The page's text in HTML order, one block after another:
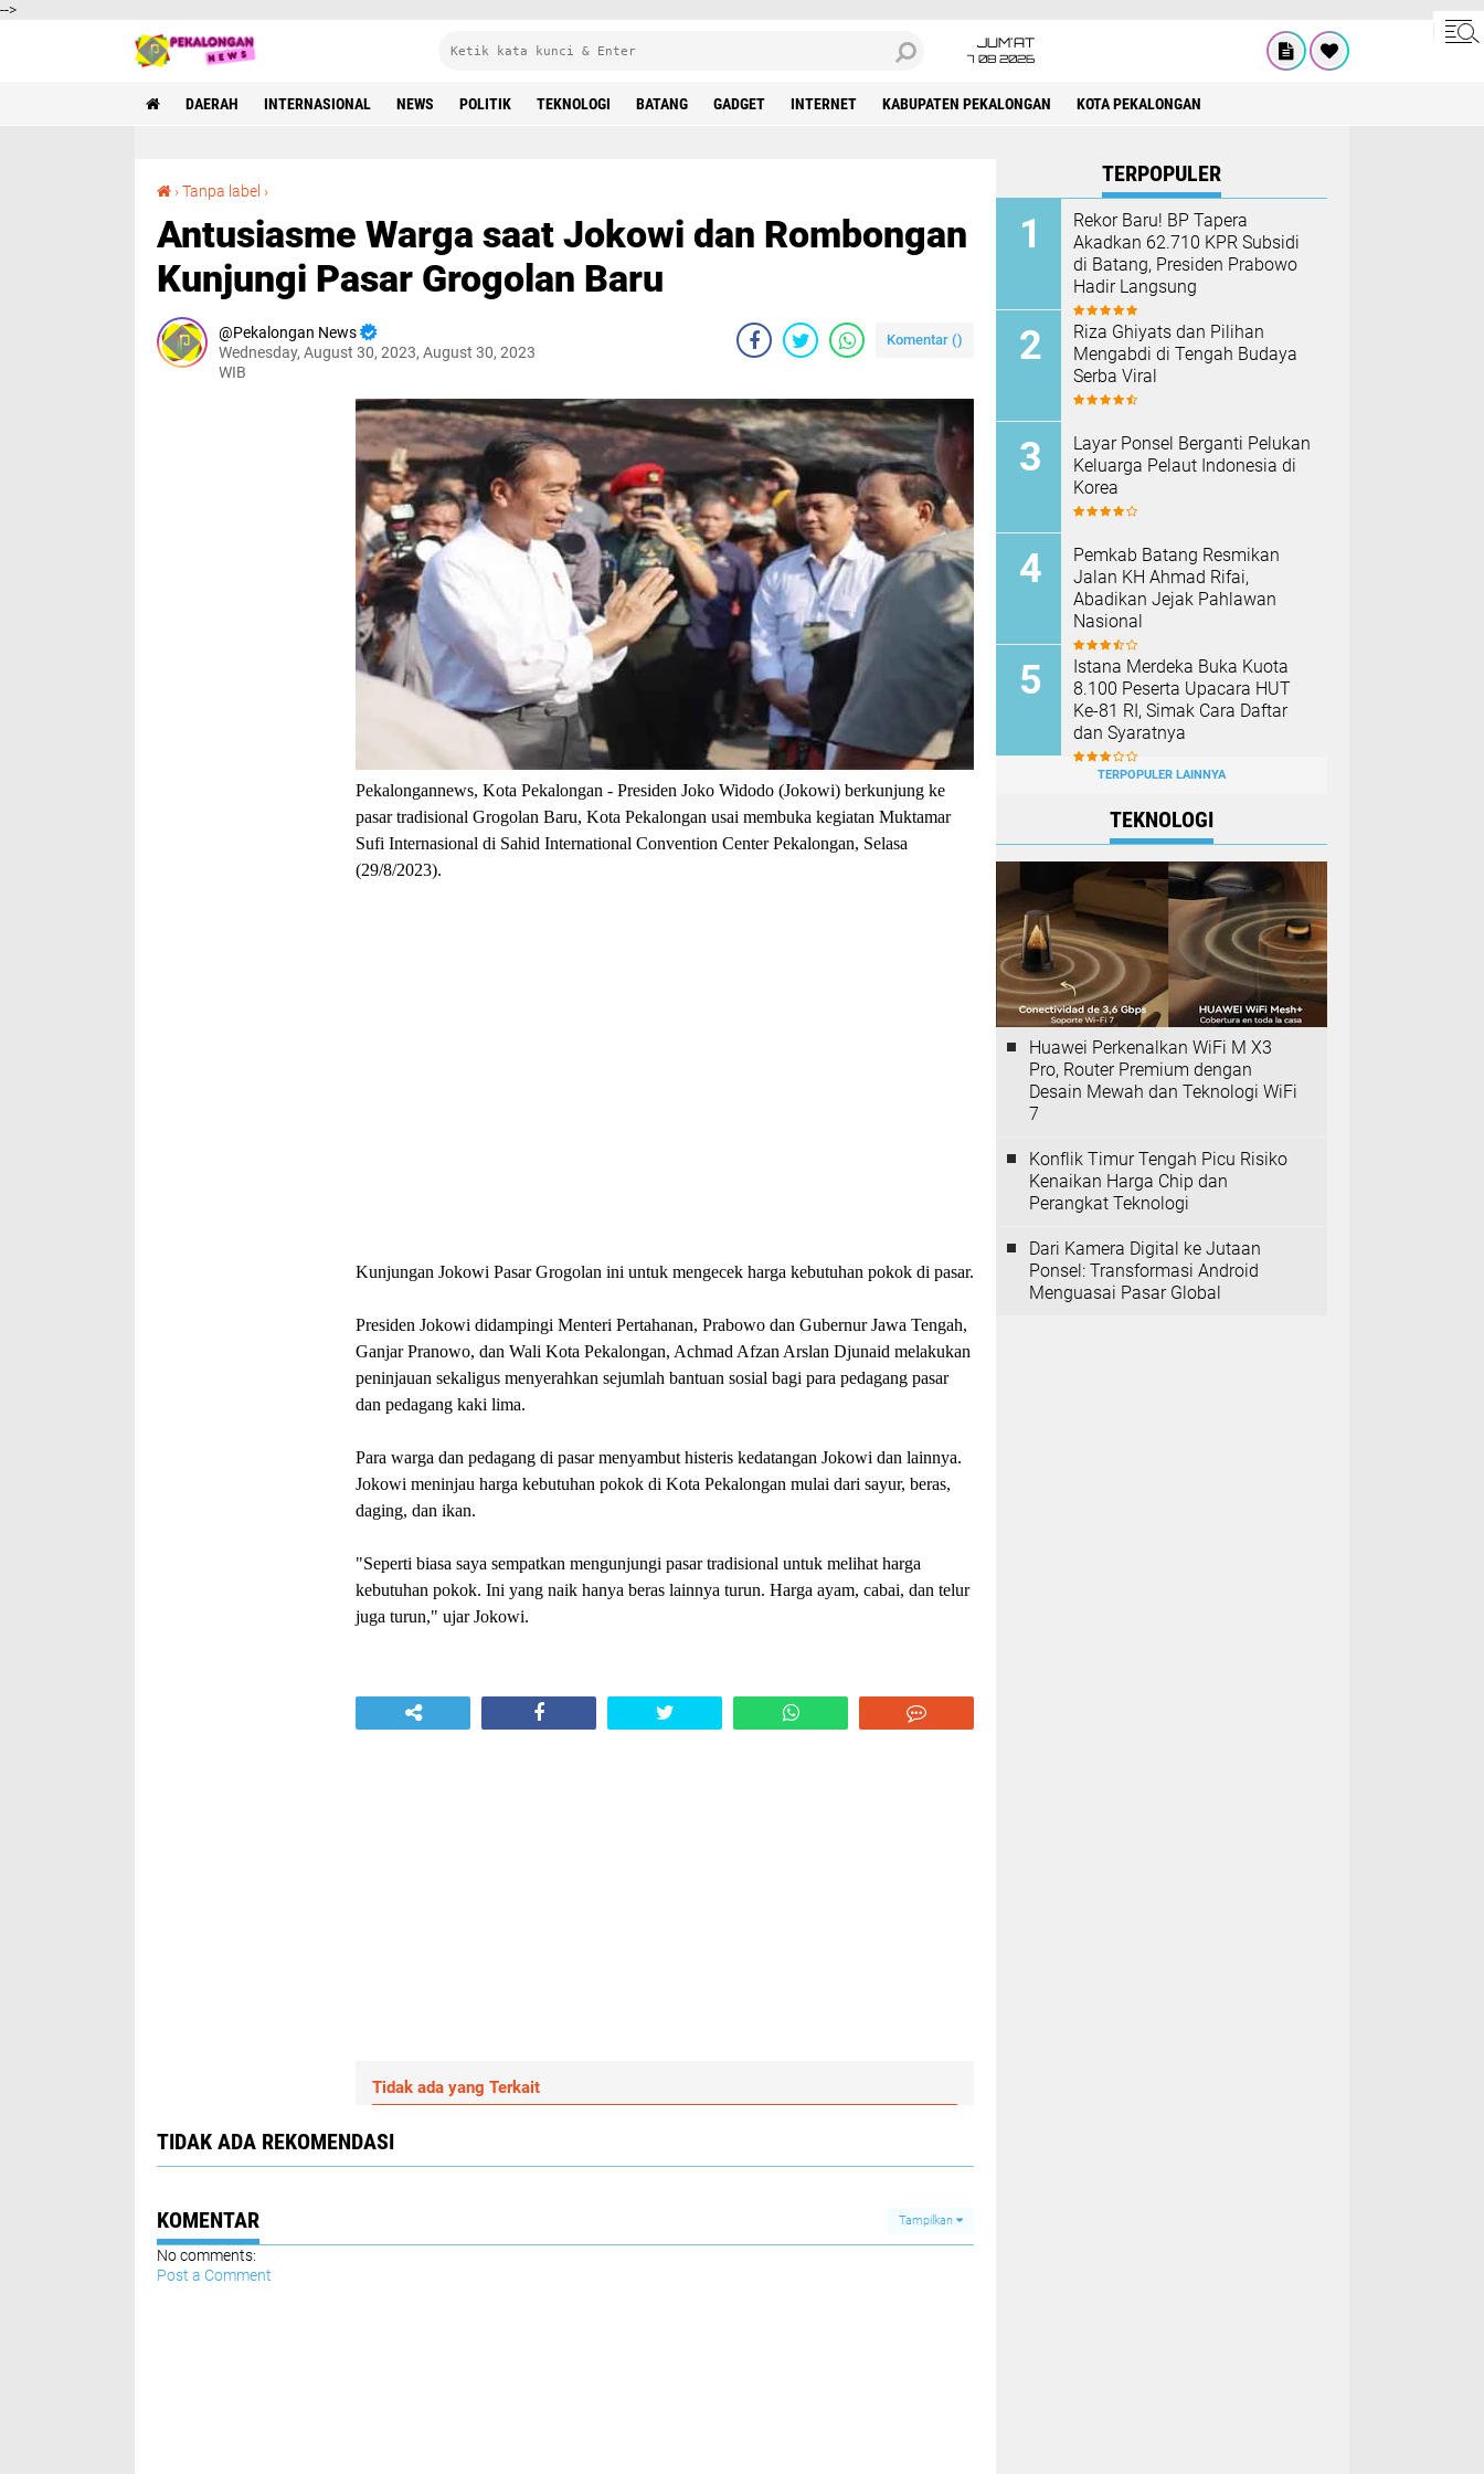
-->
JUM'AT
7 08 2026
DAERAH INTERNASIONAL NEWS POLITIK TEKNOLOGI BATANG GADGET INTERNET KABUPATEN PEKALONGAN KOTA PEKALONGAN
›Tanpa label ›
Antusiasme Warga saat Jokowi dan Rombongan
Kunjungi Pasar Grogolan Baru
Pekalongan News
Wednesday, August 30, 2023, August 30, 2023
WIB
Komentar ()
Pekalongannews, Kota Pekalongan - Presiden Joko Widodo (Jokowi) berkunjung ke
pasar tradisional Grogolan Baru, Kota Pekalongan usai membuka kegiatan Muktamar
Sufi Internasional di Sahid International Convention Center Pekalongan, Selasa
(29/8/2023).
Kunjungan Jokowi Pasar Grogolan ini untuk mengecek harga kebutuhan pokok di pasar.
Presiden Jokowi didampingi Menteri Pertahanan, Prabowo dan Gubernur Jawa Tengah,
Ganjar Pranowo, dan Wali Kota Pekalongan, Achmad Afzan Arslan Djunaid melakukan
peninjauan sekaligus menyerahkan sejumlah bantuan sosial bagi para pedagang pasar
dan pedagang kaki lima.
Para warga dan pedagang di pasar menyambut histeris kedatangan Jokowi dan lainnya.
Jokowi meninjau harga kebutuhan pokok di Kota Pekalongan mulai dari sayur, beras,
daging, dan ikan.
"Seperti biasa saya sempatkan mengunjungi pasar tradisional untuk melihat harga
kebutuhan pokok. Ini yang naik hanya beras lainnya turun. Harga ayam, cabai, dan telur
juga turun," ujar Jokowi.
Tidak ada yang Terkait
TIDAK ADA REKOMENDASI
KOMENTAR Tampilkan
No comments:
Post a Comment
TERPOPULER
Rekor Baru! BP Tapera
Akadkan 62.710 KPR Subsidi
di Batang, Presiden Prabowo
Hadir Langsung
Riza Ghiyats dan Pilihan
Mengabdi di Tengah Budaya
Serba Viral
Layar Ponsel Berganti Pelukan
Keluarga Pelaut Indonesia di
Korea
Pemkab Batang Resmikan
Jalan KH Ahmad Rifai,
Abadikan Jejak Pahlawan
Nasional
Istana Merdeka Buka Kuota
8.100 Peserta Upacara HUT
Ke-81 RI, Simak Cara Daftar
dan Syaratnya
TERPOPULER LAINNYA
TEKNOLOGI
Huawei Perkenalkan WiFi M X3
Pro, Router Premium dengan
Desain Mewah dan Teknologi WiFi
7
Konflik Timur Tengah Picu Risiko
Kenaikan Harga Chip dan
Perangkat Teknologi
Dari Kamera Digital ke Jutaan
Ponsel: Transformasi Android
Menguasai Pasar Global